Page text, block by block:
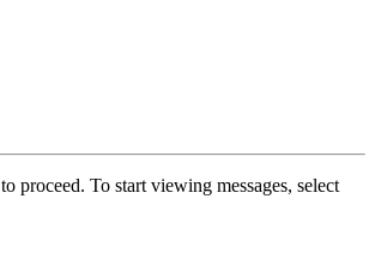
proceed. To start viewing messages, select